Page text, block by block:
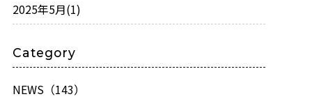
2025年5月(1)
Category
NEWS（143）